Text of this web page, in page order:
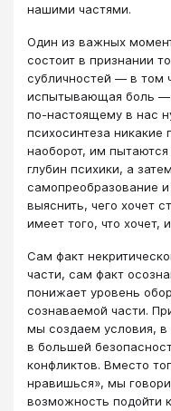
нашими частями.
Один из важных
состоит в признании
субличностей — в том
испытывающая боль —
по-настоящему в нас
психосинтеза
наоборот, им пытаются
глубин психики, а
самопреобразование
выяснить, чего хочет
имеет того, что хочет,
Сам факт
части, сам факт
понижает уровень
сознаваемой части.
мы создаем условия, в
в большей
конфликтов. Вместо
нравишься», мы
возможность подойти